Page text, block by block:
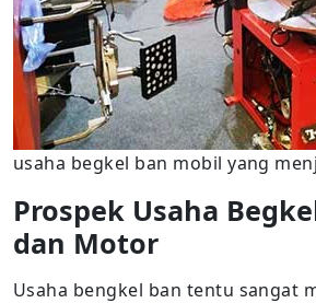
usaha begkel ban mobil yang
Prospek Usaha
dan Motor
Usaha bengkel ban tentu sangat